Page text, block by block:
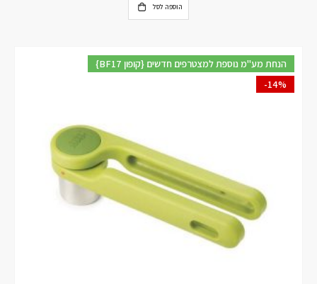
הוספה לסל
{BF17 קופון} הנחת מע"מ נוספת למצטרפים חדשים
-14%